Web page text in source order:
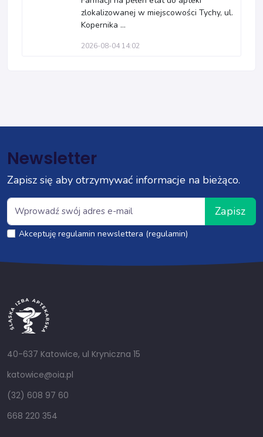
zlokalizowanej w miejscowości Tychy, ul.
Kopernika ...
2026-08-04 14:02
Newsletter
Zapisz się aby otrzymywać informacje na bieżąco.
Zapisz
Akceptuję regulamin newslettera (regulamin)
40-637 Katowice, ul Kryniczna 15
katowice@oia.pl
(32) 608 97 60
668 220 354